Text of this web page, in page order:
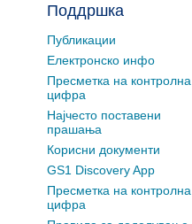
Поддршка
Публикации
Електронско инфо
Пресметка на контролна
цифра
Најчесто поставени
прашања
Корисни документи
GS1 Discovery App
Пресметка на контролна
цифра